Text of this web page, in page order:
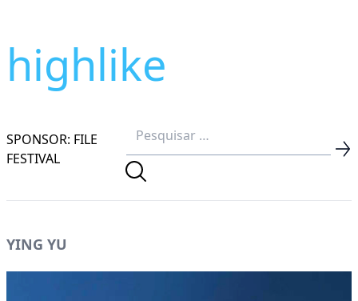
highlike
SPONSOR: FILE
FESTIVAL
YING YU